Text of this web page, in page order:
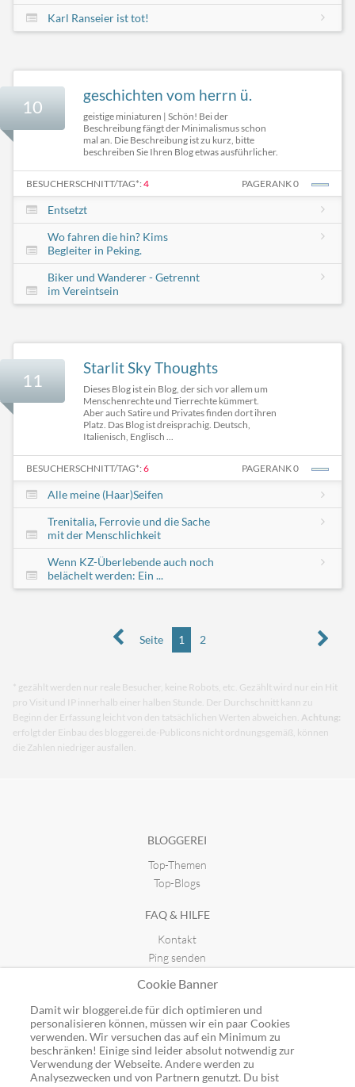
Karl Ranseier ist tot!
10
geschichten vom herrn ü.
geistige miniaturen | Schön! Bei der
Beschreibung fängt der Minimalismus schon
mal an. Die Beschreibung ist zu kurz, bitte
beschreiben Sie Ihren Blog etwas ausführlicher.
BESUCHERSCHNITT/TAG*: 4 PAGERANK 0
Entsetzt
Wo fahren die hin? Kims
Begleiter in Peking.
Biker und Wanderer - Getrennt
im Vereintsein
11
Starlit Sky Thoughts
Dieses Blog ist ein Blog, der sich vor allem um
Menschenrechte und Tierrechte kümmert.
Aber auch Satire und Privates finden dort ihren
Platz. Das Blog ist dreisprachig. Deutsch,
Italienisch, Englisch ...
BESUCHERSCHNITT/TAG*: 6 PAGERANK 0
Alle meine (Haar)Seifen
Trenitalia, Ferrovie und die Sache
mit der Menschlichkeit
Wenn KZ-Überlebende auch noch
belächelt werden: Ein ...
Seite 1 2
* gezählt werden nur reale Besucher, keine Robots, etc. Gezählt wird nur ein Hit
pro Visit und IP innerhalb einer halben Stunde. Der Durchschnitt kann zu
Beginn der Erfassung leicht von den tatsächlichen Werten abweichen. Achtung:
erfolgt der Einbau des bloggerei.de-Publicons nicht ordnungsgemäß, können
die Zahlen niedriger ausfallen.
BLOGGEREI
Top-Themen
Top-Blogs
FAQ & HILFE
Kontakt
Ping senden
GUTSCHEINE
Top-Gutscheine
Alle Shops
Cookie Banner
Damit wir bloggerei.de für dich optimieren und
personalisieren können, müssen wir ein paar Cookies
verwenden. Wir versuchen das auf ein Minimum zu
beschränken! Einige sind leider absolut notwendig zur
Verwendung der Webseite. Andere werden zu
Analysezwecken und von Partnern genutzt. Du bist